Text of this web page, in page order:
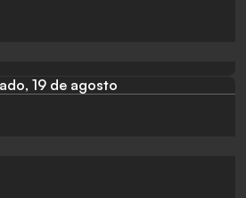
19 de agosto